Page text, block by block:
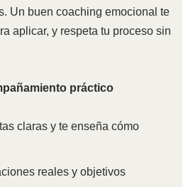
Un buen coaching emocional te
aplicar, y respeta tu proceso sin
práctico
claras y te enseña cómo
reales y objetivos